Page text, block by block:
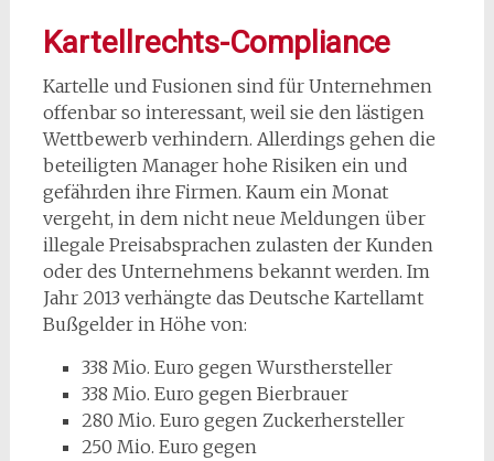
Kartellrechts-Compliance
Kartelle und Fusionen sind für Unternehmen
offenbar so interessant, weil sie den lästigen
Wettbewerb verhindern. Allerdings gehen die
beteiligten Manager hohe Risiken ein und
gefährden ihre Firmen. Kaum ein Monat
vergeht, in dem nicht neue Meldungen über
illegale Preisabsprachen zulasten der Kunden
oder des Unternehmens bekannt werden. Im
Jahr 2013 verhängte das Deutsche Kartellamt
Bußgelder in Höhe von:
338 Mio. Euro gegen Wursthersteller
338 Mio. Euro gegen Bierbrauer
280 Mio. Euro gegen Zuckerhersteller
250 Mio. Euro gegen